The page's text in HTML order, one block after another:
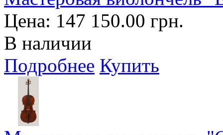
Цена: 147 150.00 грн.
В наличии
Подробнее Купить